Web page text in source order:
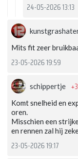
24-05-2026 13:13
Mits fit zeer
23-05-2026 19:59
schippertje
Komt snelheid en
oren.
Misschien een
en rennen zal hij
23-05-2026 19:17